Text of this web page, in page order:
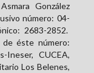
González
número: 04-
2683-2852.
de éste número:
Ineser, CUCEA,
Los Belenes,